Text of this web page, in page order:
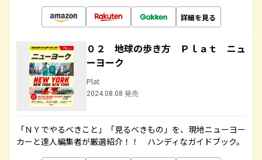
詳細を見る
０２ 地球の歩き方 Ｐｌａｔ ニュ
ーヨーク
Plat
2024.08.08 発売
「ＮＹでやるべきこと」「見るべきもの」を、現地ニューヨー
カーと達人編集者が厳選紹介！！ ハンディなガイドブック。